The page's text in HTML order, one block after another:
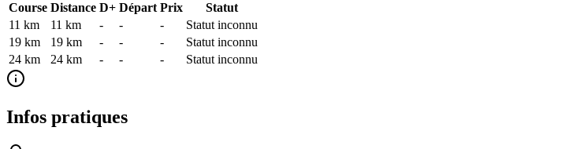
Course Distance D+ Départ Prix
Statut
11 km
11 km - - -
Statut inconnu
19 km
19 km - - -
Statut inconnu
24 km
24 km - - - Statut inconnu
Infos pratiques